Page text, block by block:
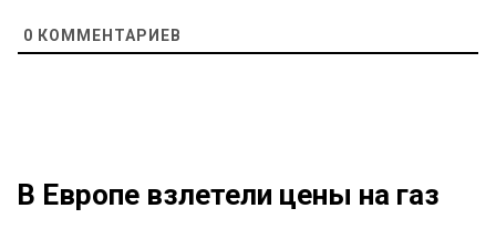
0 КОММЕНТАРИЕВ
В Европе взлетели цены на газ